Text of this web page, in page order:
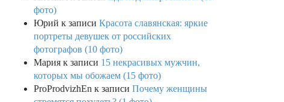
фото)
Юрий к записи Красота славянская: яркие
портреты девушек от российских
фотографов (10 фото)
Мария к записи 15 некрасивых мужчин,
которых мы обожаем (15 фото)
ProProdvizhEn к записи Почему женщины